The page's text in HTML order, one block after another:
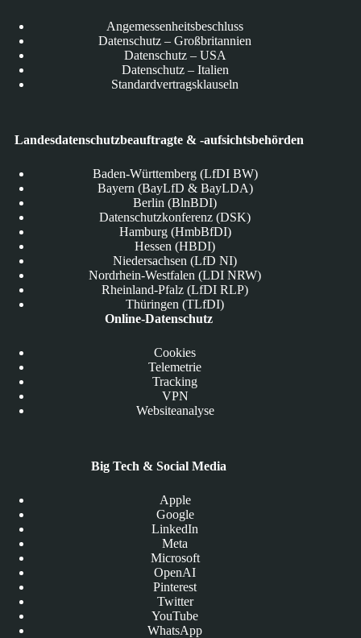
Angemessenheitsbeschluss
Datenschutz – Großbritannien
Datenschutz – USA
Datenschutz – Italien
Standardvertragsklauseln
Landesdatenschutzbeauftragte & -aufsichtsbehörden
Baden-Württemberg (LfDI BW)
Bayern (BayLfD & BayLDA)
Berlin (BlnBDI)
Datenschutzkonferenz (DSK)
Hamburg (HmbBfDI)
Hessen (HBDI)
Niedersachsen (LfD NI)
Nordrhein-Westfalen (LDI NRW)
Rheinland-Pfalz (LfDI RLP)
Thüringen (TLfDI)
Online-Datenschutz
Cookies
Telemetrie
Tracking
VPN
Websiteanalyse
Big Tech & Social Media
Apple
Google
LinkedIn
Meta
Microsoft
OpenAI
Pinterest
Twitter
YouTube
WhatsApp